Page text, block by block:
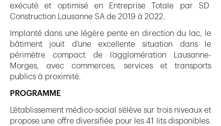
exécuté et optimisé en Entreprise Totale par SD
Construction Lausanne SA de 2019 à 2022.
Implanté dans une légère pente en direction du lac, le
bâtiment jouit d’une excellente situation dans le
périmètre compact de l’agglomération Lausanne-
Morges, avec commerces, services et transports
publics à proximité.
PROGRAMME
L’établissement médico-social s’élève sur trois niveaux et
propose une offre diversifiée pour les 41 lits disponibles.